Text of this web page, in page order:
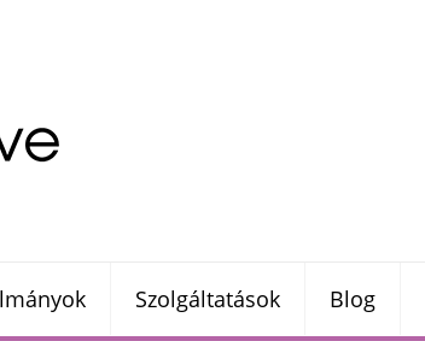
Szolgáltatások Blog